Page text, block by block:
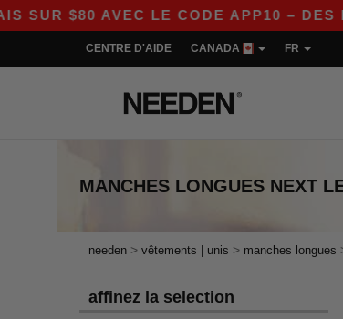
$80 AVEC LE CODE APP10 – DES PRIX
CENTRE D'AIDE CANADA FR
MANCHES LONGUES NEXT
needen > vêtements | unis > manches longues
affinez la selection